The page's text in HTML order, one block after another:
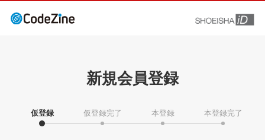
新規会員登録
仮登録 仮登録完了 本登録 本登録完了